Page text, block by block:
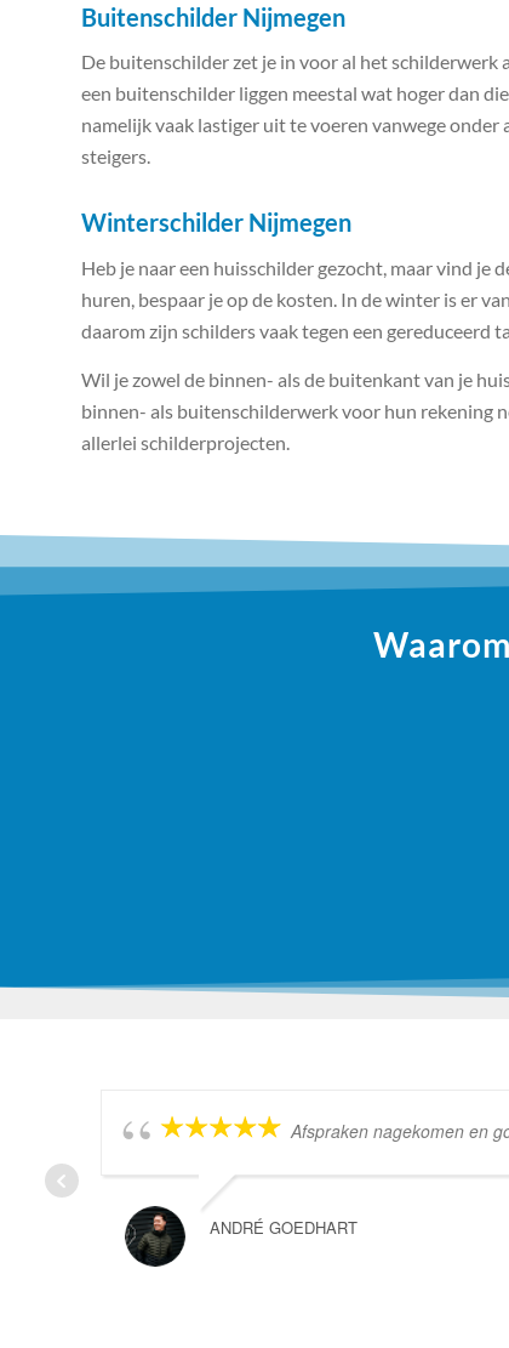
Buitenschilder Nijmegen
De buitenschilder zet je in voor al het schilderwerk
een buitenschilder liggen meestal wat hoger dan
namelijk vaak lastiger uit te voeren vanwege
steigers.
Winterschilder Nijmegen
Heb je naar een huisschilder gezocht, maar vind je
huren, bespaar je op de kosten. In de winter is er
daarom zijn schilders vaak tegen een gereduceerd
Wil je zowel de binnen- als de buitenkant van je
binnen- als buitenschilderwerk voor hun rekening
allerlei schilderprojecten.
Afspraken nagekomen en
ANDRÉ GOEDHART